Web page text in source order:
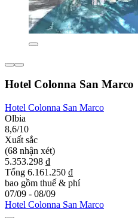
Hotel Colonna San Marco
Hotel Colonna San Marco
Olbia
8,6/10
Xuất sắc
(68 nhận xét)
5.353.298 ₫
Tổng 6.161.250 ₫
bao gồm thuế & phí
07/09 - 08/09
Hotel Colonna San Marco